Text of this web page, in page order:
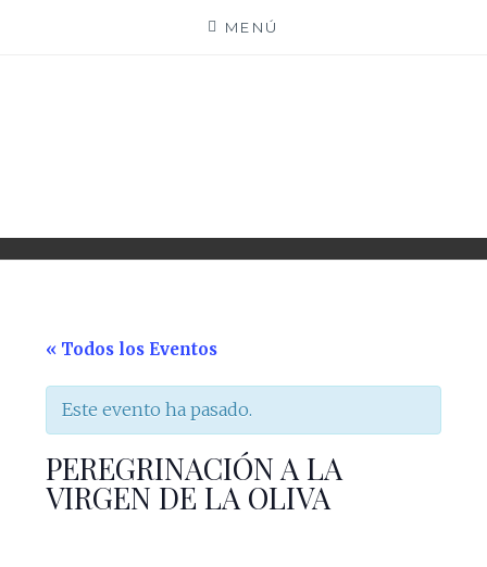
MENÚ
« Todos los Eventos
Este evento ha pasado.
PEREGRINACIÓN A LA
VIRGEN DE LA OLIVA